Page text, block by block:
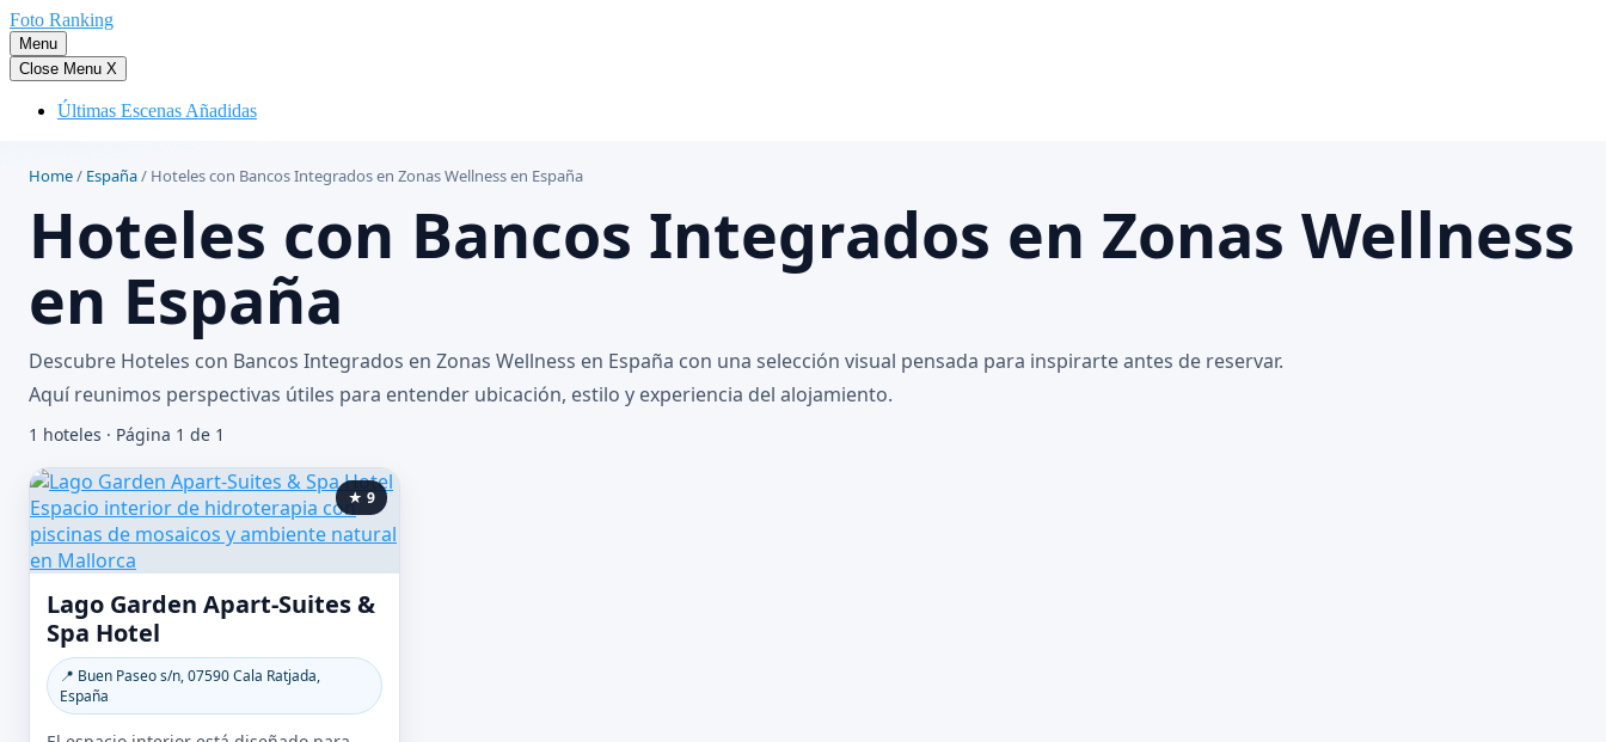
Saltar
al
contenido
Foto Ranking
Menu
Close Menu X
Últimas Escenas Añadidas
Home/ España/ Hoteles con Bancos Integrados en Zonas Wellness en España
Hoteles con Bancos Integrados en Zonas Wellness
en España
Descubre Hoteles con Bancos Integrados en Zonas Wellness en España con una selección visual pensada para inspirarte antes de reservar.
Aquí reunimos perspectivas útiles para entender ubicación, estilo y experiencia del alojamiento.
1 hoteles · Página 1 de 1
★ 9
Lago Garden Apart-Suites &
Spa Hotel
📍 Buen Paseo s/n, 07590 Cala Ratjada,
España